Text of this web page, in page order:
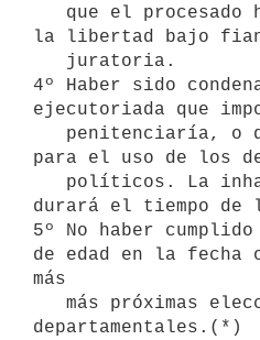
la libertad bajo
4º Haber sido
ejecutoriada que
para el uso de los
durará el tiempo de
5º No haber
de edad en la fecha
más
departamentales.(*)